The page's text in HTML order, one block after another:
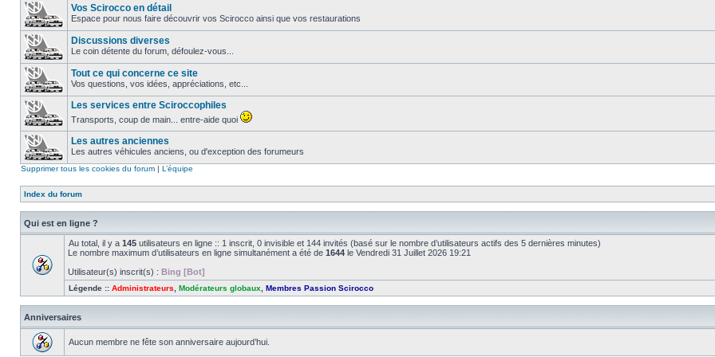
Vos Scirocco en détail
Espace pour nous faire découvrir vos Scirocco ainsi que vos restaurations
Discussions diverses
Le coin détente du forum, défoulez-vous...
Tout ce qui concerne ce site
Vos questions, vos idées, appréciations, etc...
Les services entre Sciroccophiles
Transports, coup de main... entre-aide quoi
Les autres anciennes
Les autres véhicules anciens, ou d'exception des forumeurs
Supprimer tous les cookies du forum | L’équipe
Index du forum
Qui est en ligne ?
Au total, il y a 145 utilisateurs en ligne :: 1 inscrit, 0 invisible et 144 invités (basé sur le nombre d’utilisateurs actifs des 5 dernières minutes)
Le nombre maximum d’utilisateurs en ligne simultanément a été de 1644 le Vendredi 31 Juillet 2026 19:21
Utilisateur(s) inscrit(s) : Bing [Bot]
Légende :: Administrateurs Modérateurs globaux Membres Passion Scirocco
Anniversaires
Aucun membre ne fête son anniversaire aujourd’hui.